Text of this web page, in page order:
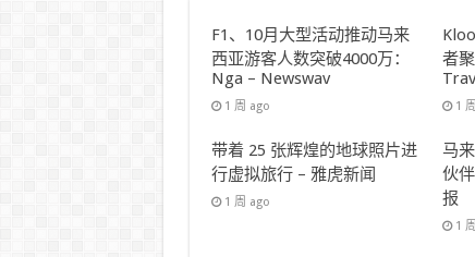
F1、10月大型活动推动马来
西亚游客人数突破4000万：
Nga – Newswav
1 周 ago
者
1
带着 25 张辉煌的地球照片进
行虚拟旅行 – 雅虎新闻
1 周 ago
马
伙
报
1